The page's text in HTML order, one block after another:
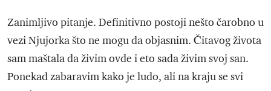
Zanimljivo pitanje. Definitivno postoji nešto čarobno u
vezi Njujorka što ne mogu da objasnim. Čitavog života
sam maštala da živim ovde i eto sada živim svoj san.
Ponekad zabaravim kako je ludo, ali na kraju se svi